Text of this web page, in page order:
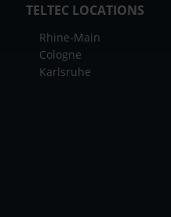
TELTEC LOCATIONS
Rhine-Main
Cologne
Karlsruhe